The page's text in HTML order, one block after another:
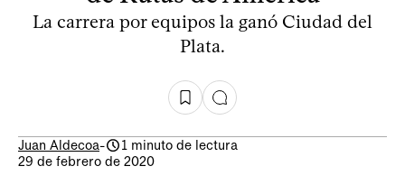
La carrera por equipos la ganó Ciudad del
Plata.
Juan Aldecoa-
1 minuto de lectura
29 de febrero de 2020